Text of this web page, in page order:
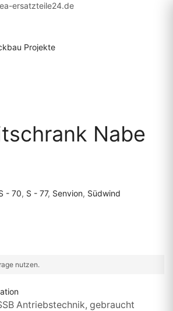
ersatzteile24.de
Projekte
Nabe
- 70, S - 77, Senvion, Südwind
nutzen.
Antriebstechnik, gebraucht